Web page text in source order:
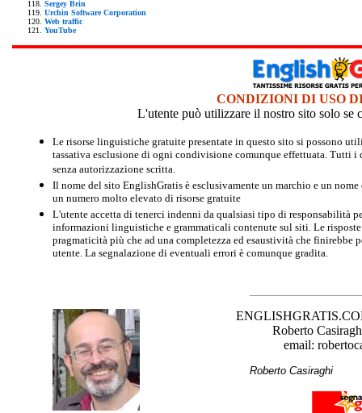
Sergey Brin
Urchin Software Corporation
Web traffic
YouTube
CONDIZIONI DI USO
L'utente può utilizzare il nostro sito solo se
Le risorse linguistiche gratuite presentate in questo sito si possono
tassativa esclusione di ogni condivisione comunque effettuata. Tutti
senza autorizzazione scritta.
Il nome del sito EnglishGratis è esclusivamente un marchio e un
un numero molto elevato di risorse gratuite
L'utente accetta di tenerci indenni da qualsiasi tipo di responsabilità
informazioni linguistiche e grammaticali contenute sul siti. Le
pragmaticità più che ad una completezza ed esaustività che finirebbe
utente. La segnalazione di eventuali errori è comunque gradita.
Roberto
email:
Roberto